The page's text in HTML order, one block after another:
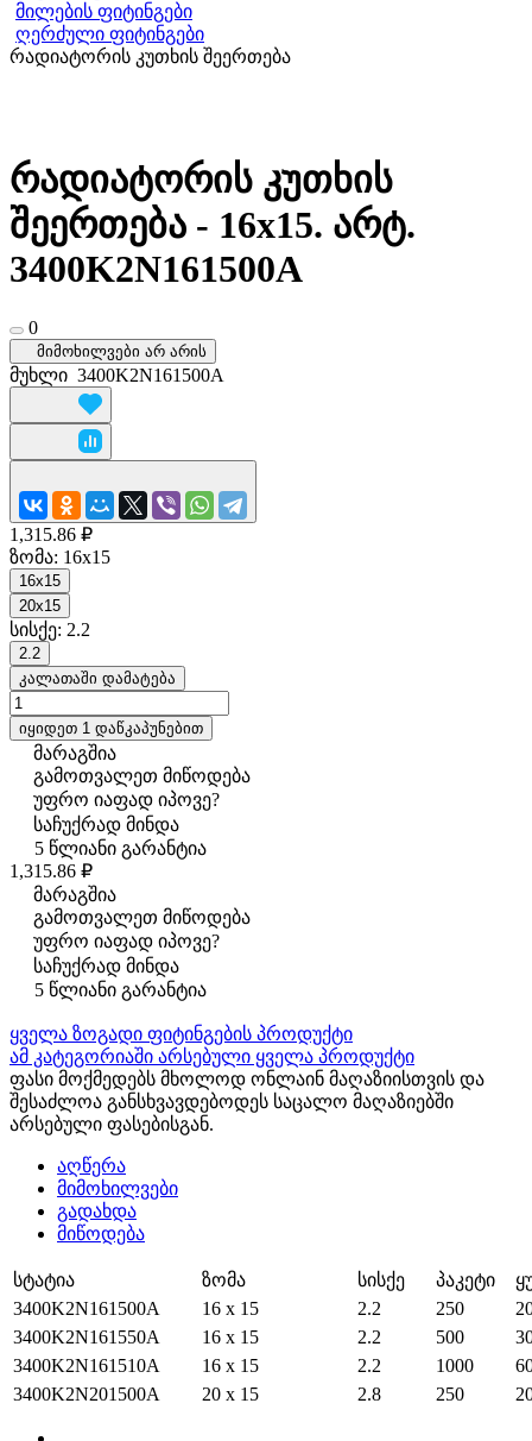
მილების ფიტინგები
ღერძული ფიტინგები
რადიატორის კუთხის შეერთება
რადიატორის კუთხის
შეერთება - 16x15. არტ.
3400K2N161500A
0
მიმოხილვები არ არის
მუხლი 3400K2N161500A
1,315.86 ₽
ზომა: 16x15
16x15
20x15
სისქე: 2.2
2.2
კალათაში დამატება
იყიდეთ 1 დაწკაპუნებით
მარაგშია
გამოთვალეთ მიწოდება
უფრო იაფად იპოვე?
საჩუქრად მინდა
5 წლიანი გარანტია
1,315.86 ₽
მარაგშია
გამოთვალეთ მიწოდება
უფრო იაფად იპოვე?
საჩუქრად მინდა
5 წლიანი გარანტია
ყველა ზოგადი ფიტინგების პროდუქტი
ამ კატეგორიაში არსებული ყველა პროდუქტი
ფასი მოქმედებს მხოლოდ ონლაინ მაღაზიისთვის და
შესაძლოა განსხვავდებოდეს საცალო მაღაზიებში
არსებული ფასებისგან.
აღწერა
მიმოხილვები
გადახდა
მიწოდება
სტატია ზომა სისქე პაკეტი
3400K2N161500A
16 x 15 2.2 250
3400K2N161550A
16 x 15 2.2 500
3400K2N161510A
16 x 15 2.2 1000
3400K2N201500A
20 x 15 2.8 250